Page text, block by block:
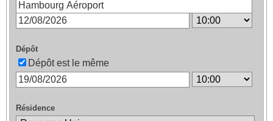
Dépôt
Dépôt est le même
Résidence